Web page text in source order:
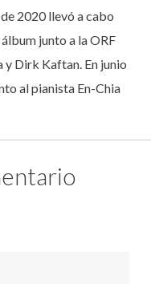
2020 llevó a cabo
junto a la ORF
y Dirk Kaftan. En junio
al pianista En-Chia